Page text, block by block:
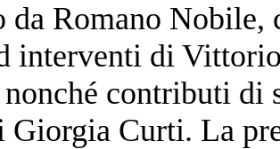
da Romano
interventi di
contributi di
Giorgia Curti. La